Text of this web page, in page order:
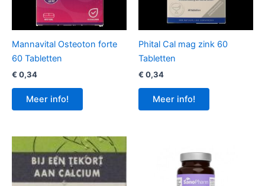
Mannavital Osteoton forte
60 Tabletten
€ 0,34
Meer info!
Phital Cal mag zink 60
Tabletten
€ 0,34
Meer info!